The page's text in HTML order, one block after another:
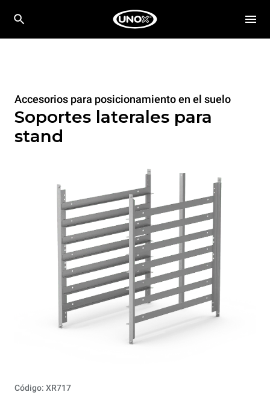
Accesorios para posicionamiento en el suelo
Soportes laterales para
stand
Código: XR717